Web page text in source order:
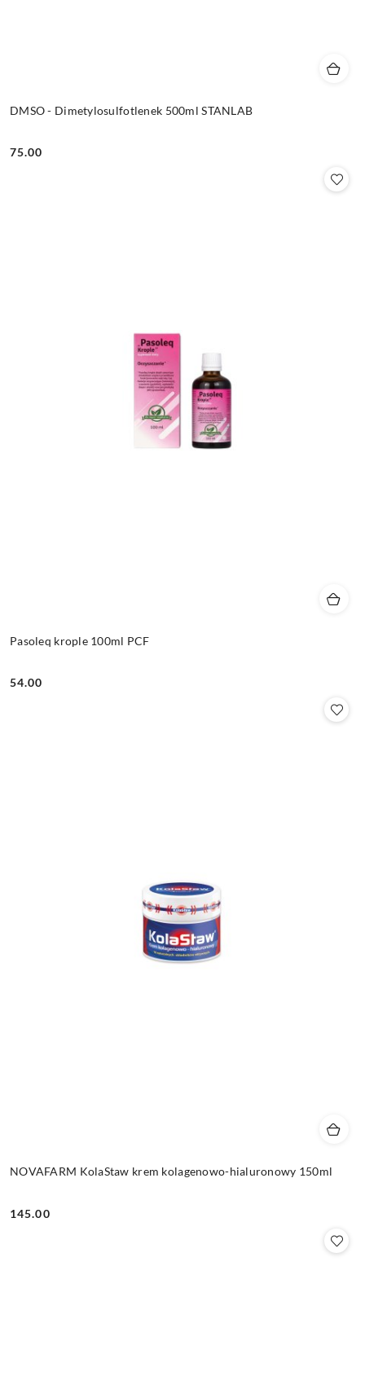
DMSO - Dimetylosulfotlenek 500ml STANLAB
Cena:
75.00
Pasoleq krople 100ml PCF
Cena:
54.00
NOVAFARM KolaStaw krem kolagenowo-hialuronowy 150ml
Cena:
145.00